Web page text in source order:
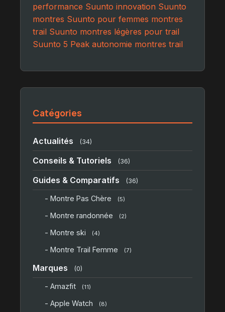
performance Suunto innovation Suunto
montres Suunto pour femmes montres
trail Suunto montres légères pour trail
Suunto 5 Peak autonomie montres trail
Catégories
Actualités (34)
Conseils & Tutoriels (36)
Guides & Comparatifs (36)
- Montre Pas Chère (5)
- Montre randonnée (2)
- Montre ski (4)
- Montre Trail Femme (7)
Marques (0)
- Amazfit (11)
- Apple Watch (8)